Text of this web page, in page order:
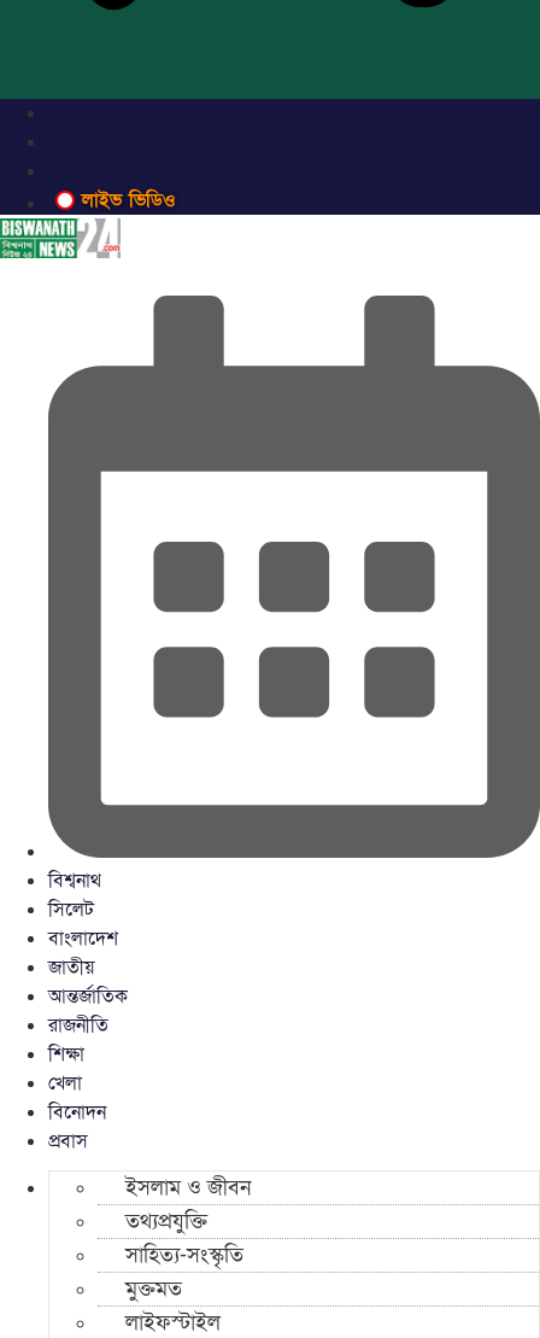
লাইভ ভিডিও
বিশ্বনাথ
সিলেট
বাংলাদেশ
জাতীয়
আন্তর্জাতিক
রাজনীতি
শিক্ষা
খেলা
বিনোদন
প্রবাস
ইসলাম ও জীবন
তথ্যপ্রযুক্তি
সাহিত্য-সংস্কৃতি
মুক্তমত
লাইফস্টাইল